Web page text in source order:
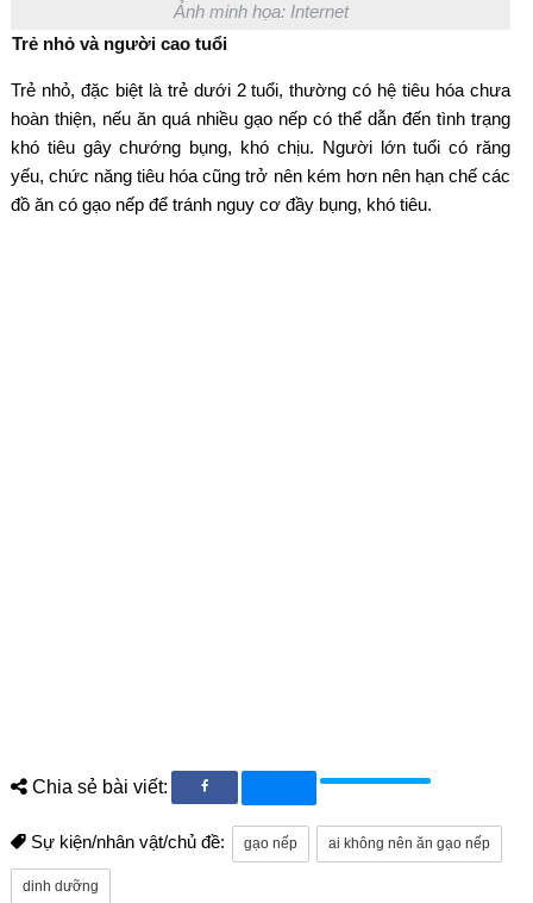
Ảnh minh họa: Internet
Trẻ nhỏ và người cao tuổi
Trẻ nhỏ, đặc biệt là trẻ dưới 2 tuổi, thường có hệ tiêu hóa chưa
hoàn thiện, nếu ăn quá nhiều gạo nếp có thể dẫn đến tình trạng
khó tiêu gây chướng bụng, khó chịu. Người lớn tuổi có răng
yếu, chức năng tiêu hóa cũng trở nên kém hơn nên hạn chế các
đồ ăn có gạo nếp để tránh nguy cơ đầy bụng, khó tiêu.
Chia sẻ bài viết:
Sự kiện/nhân vật/chủ đề: gạo nếp ai không nên ăn gạo nếp
dinh dưỡng